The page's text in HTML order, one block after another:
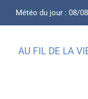
Météo du jour : 08/08
AU FIL DE LA